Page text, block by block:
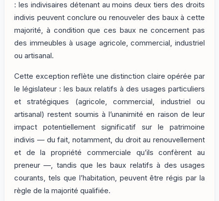
: les indivisaires détenant au moins deux tiers des droits
indivis peuvent conclure ou renouveler des baux à cette
majorité, à condition que ces baux ne concernent pas
des immeubles à usage agricole, commercial, industriel
ou artisanal.
Cette exception reflète une distinction claire opérée par
le législateur : les baux relatifs à des usages particuliers
et stratégiques (agricole, commercial, industriel ou
artisanal) restent soumis à l’unanimité en raison de leur
impact potentiellement significatif sur le patrimoine
indivis — du fait, notamment, du droit au renouvellement
et de la propriété commerciale qu’ils confèrent au
preneur —, tandis que les baux relatifs à des usages
courants, tels que l’habitation, peuvent être régis par la
règle de la majorité qualifiée.